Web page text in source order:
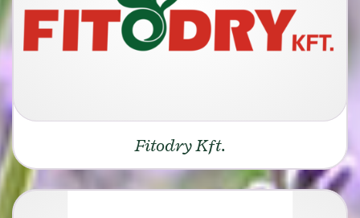
Fitodry Kft.